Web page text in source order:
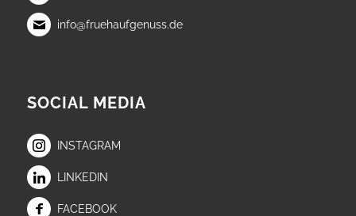
info@fruehaufgenuss.de
SOCIAL MEDIA
INSTAGRAM
LINKEDIN
FACEBOOK